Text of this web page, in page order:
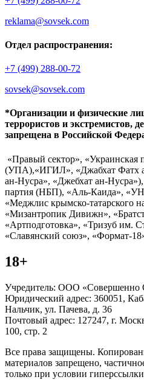
reklama@sovsek.com
Отдел распространения:
+7 (499) 288-00-72
sovsek@sovsek.com
*Организации и физические
террористов и экстремистов,
запрещена в Российской
«Правый сектор», «Украинская
(УПА),«ИГИЛ», «Джабхат Фатх
ан-Нусра», «Джебхат ан-
партия (НБП), «Аль-Каида»,
«Меджлис крымско-татарского
«Мизантропик Дивижн»,
«Артподготовка», «Тризуб им.
«Славянский союз», «Формат-
18+
Учредитель: ООО «Совершенно
Юридический адрес: 360051,
Нальчик, ул. Пачева, д. 36
Почтовый адрес: 127247, г.
100, стр. 2
Все права защищены.
материалов запрещено,
только при условии